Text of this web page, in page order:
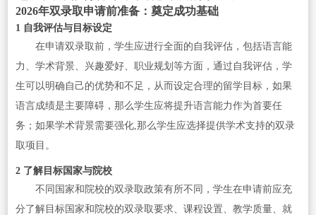
2026年双录取申请前准备：奠定成功基础
1 自我评估与目标设定
在申请双录取前，学生应进行全面的自我评估，包括语言能
力、学术背景、兴趣爱好、职业规划等方面，通过自我评估，学
生可以明确自己的优势和不足，从而设定合理的留学目标，如果
语言成绩是主要障碍，那么学生应将提升语言能力作为首要任
务；如果学术背景需要强化,那么学生应选择提供学术支持的双录
取项目。
2 了解目标国家与院校
不同国家和院校的双录取政策有所不同，学生在申请前应充
分了解目标国家和院校的双录取要求、课程设置、教学质量、就